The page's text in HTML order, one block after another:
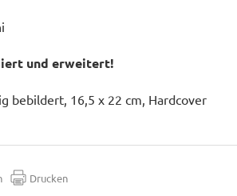
und erweitert!
bebildert, 16,5 x 22 cm, Hardcover
Drucken